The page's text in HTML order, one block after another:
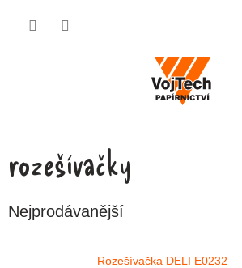
rozešívačky
Nejprodávanější
Rozešívačka DELI E0232